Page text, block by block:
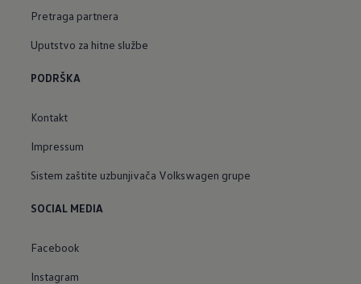
Pretraga partnera
Uputstvo za hitne službe
PODRŠKA
Kontakt
Impressum
Sistem zaštite uzbunjivača Volkswagen grupe
SOCIAL MEDIA
Facebook
Instagram